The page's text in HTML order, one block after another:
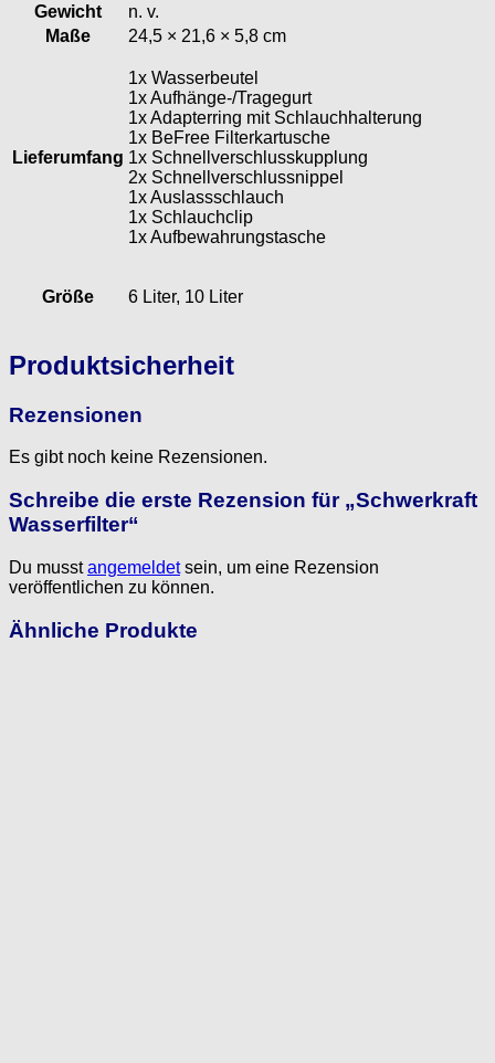
Gewicht
n. v.
Maße
24,5 × 21,6 × 5,8 cm
Lieferumfang
1x Wasserbeutel
1x Aufhänge-/Tragegurt
1x Adapterring mit Schlauchhalterung
1x BeFree Filterkartusche
1x Schnellverschlusskupplung
2x Schnellverschlussnippel
1x Auslassschlauch
1x Schlauchclip
1x Aufbewahrungstasche
Größe 6 Liter, 10 Liter
Produktsicherheit
Rezensionen
Es gibt noch keine Rezensionen.
Schreibe die erste Rezension für „Schwerkraft
Wasserfilter“
Du musstangemeldetsein, um eine Rezension
veröffentlichen zu können.
Ähnliche Produkte